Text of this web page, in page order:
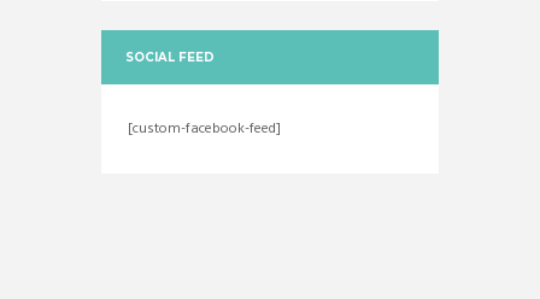
SOCIAL FEED
[custom-facebook-feed]